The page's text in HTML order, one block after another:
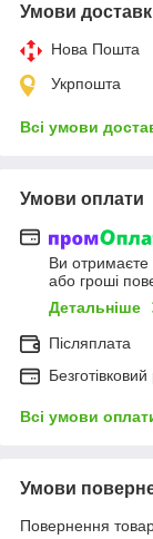
Умови
Нова Пошта
Укрпошта
Всі умови
Умови оплати
Ви
або гроші
Детальніше
Післяплата
Всі умови
Умови
Повернення